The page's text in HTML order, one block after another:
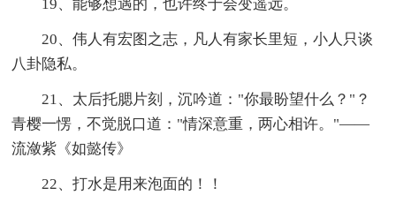
19、能够想遇的，也许终于会变遥远。
20、伟人有宏图之志，凡人有家长里短，小人只谈
八卦隐私。
21、太后托腮片刻，沉吟道："你最盼望什么？"？
青樱一愣，不觉脱口道："情深意重，两心相许。"——
流潋紫《如懿传》
22、打水是用来泡面的！！